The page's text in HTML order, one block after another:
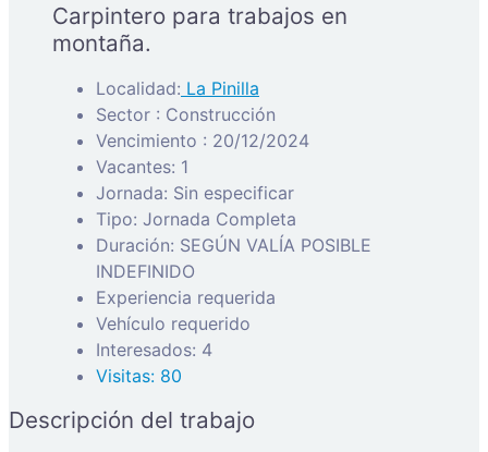
Carpintero para trabajos en
montaña.
Localidad: La Pinilla
Sector : Construcción
Vencimiento : 20/12/2024
Vacantes: 1
Jornada: Sin especificar
Tipo: Jornada Completa
Duración: SEGÚN VALÍA POSIBLE
INDEFINIDO
Experiencia requerida
Vehículo requerido
Interesados: 4
Visitas: 80
Descripción del trabajo